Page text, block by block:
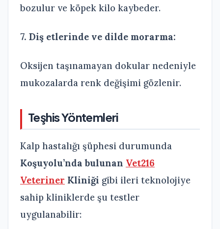
bozulur ve köpek kilo kaybeder.
7. Diş etlerinde ve dilde morarma:
Oksijen taşınamayan dokular nedeniyle
mukozalarda renk değişimi gözlenir.
Teşhis Yöntemleri
Kalp hastalığı şüphesi durumunda
Koşuyolu’nda bulunan Vet216
Veteriner Kliniği gibi ileri teknolojiye
sahip kliniklerde şu testler
uygulanabilir: